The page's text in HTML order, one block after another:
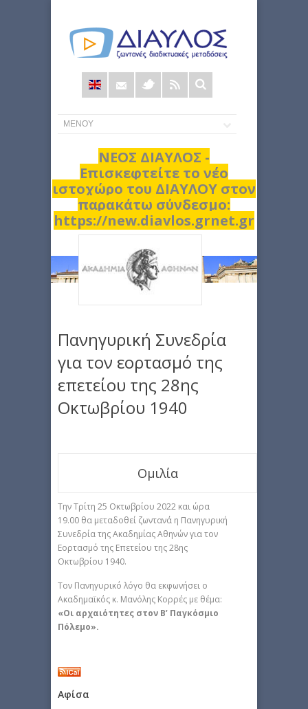
Φόρμα
αναζήτησης
ΝΕΟΣ ΔΙΑΥΛΟΣ -
Επισκεφτείτε το νέο
ιστοχώρο του ΔΙΑΥΛΟΥ στον
παρακάτω σύνδεσμο:
https://new.diavlos.grnet.gr
Πανηγυρική Συνεδρία
για τον εορτασμό της
επετείου της 28ης
Οκτωβρίου 1940
Ομιλία
Την Τρίτη 25 Οκτωβρίου 2022 και ώρα
19.00 θα μεταδοθεί ζωντανά η Πανηγυρική
Συνεδρία της Ακαδημίας Αθηνών για τον
Εορτασμό της Επετείου της 28ης
Οκτωβρίου 1940.
Τον Πανηγυρικό λόγο θα εκφωνήσει ο
Ακαδημαϊκός κ. Μανόλης Κορρές με θέμα:
«Οι αρχαιότητες στον Β’ Παγκόσμιο
Πόλεμο».
Αφίσα